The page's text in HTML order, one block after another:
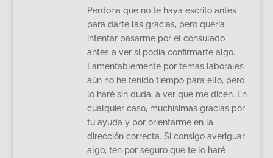
Perdona que no te haya escrito antes
para darte las gracias, pero quería
intentar pasarme por el consulado
antes a ver si podía confirmarte algo.
Lamentablemente por temas laborales
aún no he tenido tiempo para ello, pero
lo haré sin duda, a ver qué me dicen. En
cualquier caso, muchísimas gracias por
tu ayuda y por orientarme en la
dirección correcta. Si consigo averiguar
algo, ten por seguro que te lo haré